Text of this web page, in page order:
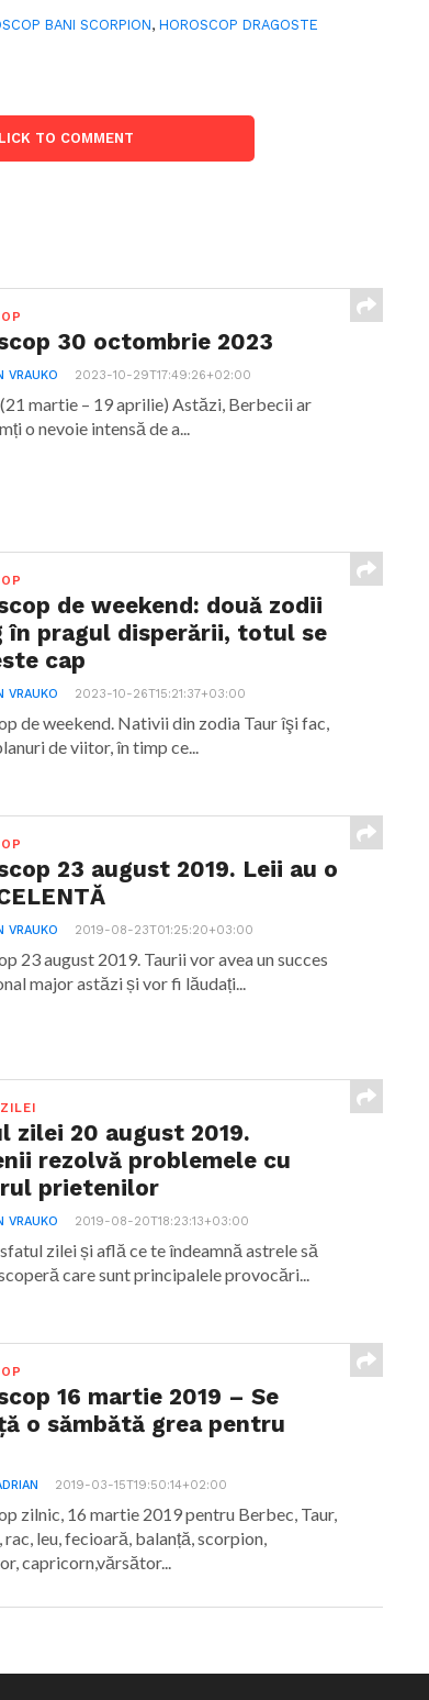
BANI SCORPION,HOROSCOP DRAGOSTE
TO COMMENT
30 octombrie 2023
VRAUKO 2023-10-29T17:49:26+02:00
martie – 19 aprilie) Astăzi, Berbecii ar
o nevoie intensă de a...
de weekend: două zodii
în pragul disperării, totul se
cap
VRAUKO 2023-10-26T15:21:37+03:00
de weekend. Nativii din zodia Taur îşi fac,
de viitor, în timp ce...
23 august 2019. Leii au o
VRAUKO 2019-08-23T01:25:20+03:00
23 august 2019. Taurii vor avea un succes
major astăzi și vor fi lăudați...
zilei 20 august 2019.
rezolvă problemele cu
prietenilor
VRAUKO 2019-08-20T18:23:13+03:00
zilei și află ce te îndeamnă astrele să
care sunt principalele provocări...
16 martie 2019 – Se
o sămbătă grea pentru
2019-03-15T19:50:14+02:00
zilnic, 16 martie 2019 pentru Berbec, Taur,
rac, leu, fecioară, balanță, scorpion,
capricorn,vărsător...